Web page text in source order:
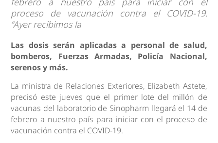
proceso de vacunación contra el COVID-19.
“Ayer recibimos la
Las dosis serán aplicadas a personal de salud,
bomberos, Fuerzas Armadas, Policía Nacional,
serenos y más.
La ministra de Relaciones Exteriores, Elizabeth Astete,
precisó este jueves que el primer lote del millón de
vacunas del laboratorio de Sinopharm llegará el 14 de
febrero a nuestro país para iniciar con el proceso de
vacunación contra el COVID-19.